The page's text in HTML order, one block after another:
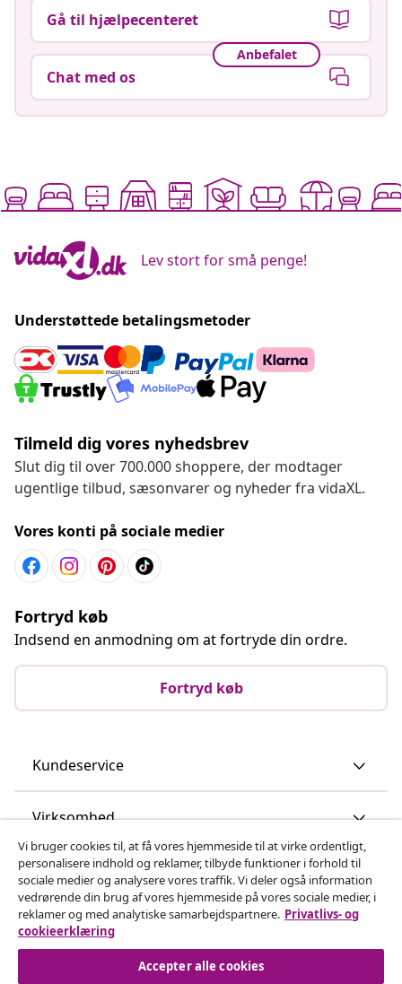
Gå til hjælpecenteret
Anbefalet
Chat med os
Lev stort for små penge!
Understøttede betalingsmetoder
Tilmeld dig vores nyhedsbrev
Slut dig til over 700.000 shoppere, der modtager
ugentlige tilbud, sæsonvarer og nyheder fra vidaXL.
Vores konti på sociale medier
Fortryd køb
Indsend en anmodning om at fortryde din ordre.
Fortryd køb
Kundeservice
Virksomhed
vidaXL
Opdag mere
Vi bruger cookies til, at få vores hjemmeside til at virke ordentligt,
personalisere indhold og reklamer, tilbyde funktioner i forhold til
sociale medier og analysere vores traffik. Vi deler også information
vedrørende din brug af vores hjemmeside på vores sociale medier, i
reklamer og med analytiske samarbejdspartnere. Privatlivs- og
cookieerklæring
Accepter alle cookies